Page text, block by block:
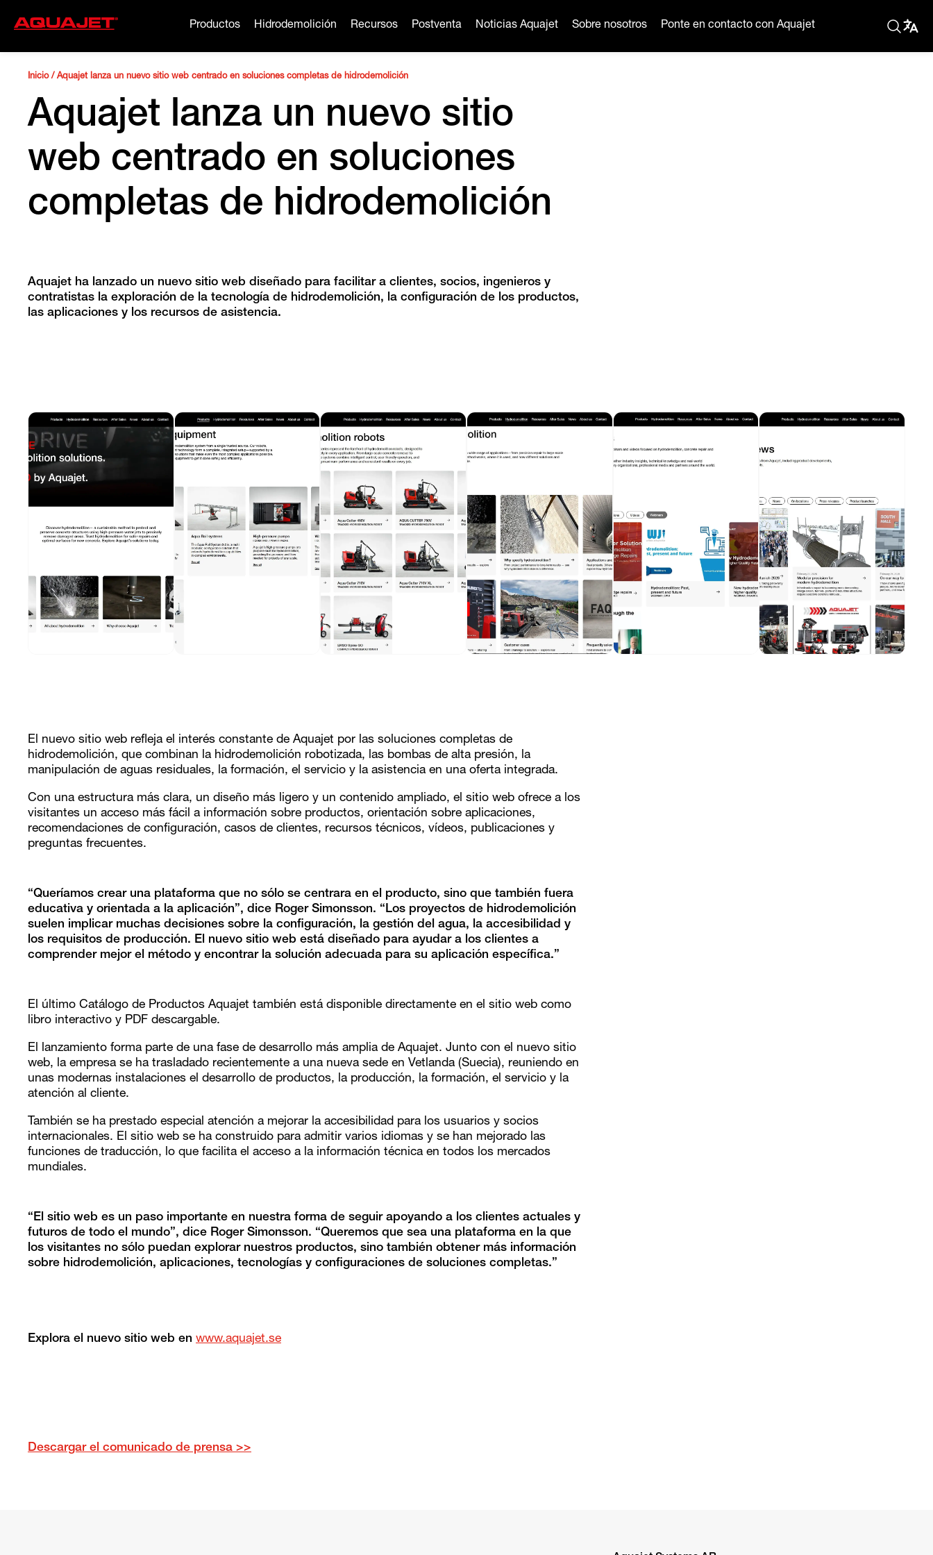
Productos Hidrodemolición Recursos Postventa Noticias Aquajet Sobre nosotros Ponte en contacto con Aquajet
Inicio/ Aquajet lanza un nuevo sitio web centrado en soluciones completas de hidrodemolición
Aquajet lanza un nuevo sitio
web centrado en soluciones
completas de hidrodemolición
Aquajet ha lanzado un nuevo sitio web diseñado para facilitar a clientes, socios, ingenieros y
contratistas la exploración de la tecnología de hidrodemolición, la configuración de los productos,
las aplicaciones y los recursos de asistencia.
El nuevo sitio web refleja el interés constante de Aquajet por las soluciones completas de
hidrodemolición, que combinan la hidrodemolición robotizada, las bombas de alta presión, la
manipulación de aguas residuales, la formación, el servicio y la asistencia en una oferta integrada.
Con una estructura más clara, un diseño más ligero y un contenido ampliado, el sitio web ofrece a los
visitantes un acceso más fácil a información sobre productos, orientación sobre aplicaciones,
recomendaciones de configuración, casos de clientes, recursos técnicos, vídeos, publicaciones y
preguntas frecuentes.
“Queríamos crear una plataforma que no sólo se centrara en el producto, sino que también fuera
educativa y orientada a la aplicación”, dice Roger Simonsson. “Los proyectos de hidrodemolición
suelen implicar muchas decisiones sobre la configuración, la gestión del agua, la accesibilidad y
los requisitos de producción. El nuevo sitio web está diseñado para ayudar a los clientes a
comprender mejor el método y encontrar la solución adecuada para su aplicación específica.”
El último Catálogo de Productos Aquajet también está disponible directamente en el sitio web como
libro interactivo y PDF descargable.
El lanzamiento forma parte de una fase de desarrollo más amplia de Aquajet. Junto con el nuevo sitio
web, la empresa se ha trasladado recientemente a una nueva sede en Vetlanda (Suecia), reuniendo en
unas modernas instalaciones el desarrollo de productos, la producción, la formación, el servicio y la
atención al cliente.
También se ha prestado especial atención a mejorar la accesibilidad para los usuarios y socios
internacionales. El sitio web se ha construido para admitir varios idiomas y se han mejorado las
funciones de traducción, lo que facilita el acceso a la información técnica en todos los mercados
mundiales.
“El sitio web es un paso importante en nuestra forma de seguir apoyando a los clientes actuales y
futuros de todo el mundo”, dice Roger Simonsson. “Queremos que sea una plataforma en la que
los visitantes no sólo puedan explorar nuestros productos, sino también obtener más información
sobre hidrodemolición, aplicaciones, tecnologías y configuraciones de soluciones completas.”
Explora el nuevo sitio web en www.aquajet.se
Descargar el comunicado de prensa >>